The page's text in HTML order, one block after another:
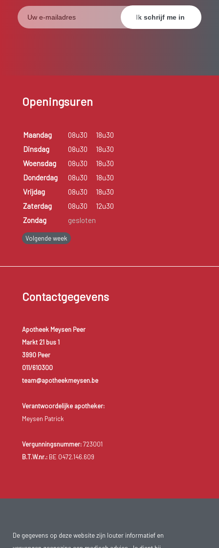
Openingsuren
Maandag 08u30
18u30
Dinsdag
08u30
18u30
Woensdag
08u30
18u30
Donderdag
08u30
18u30
Vrijdag
08u30
18u30
Zaterdag
08u30
12u30
Zondag
gesloten
Volgende week
Contactgegevens
Apotheek Meysen Peer
Markt 21 bus 1
3990 Peer
011/610300
team@apotheekmeysen.be
Verantwoordelijke apotheker:
Meysen Patrick
Vergunningsnummer:723001
B.T.W.nr.:BE 0472.146.609
De gegevens op deze website zijn louter informatief en